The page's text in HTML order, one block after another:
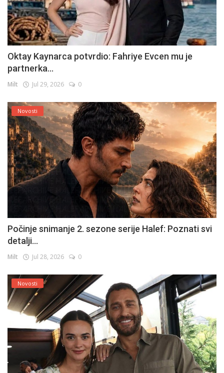
Oktay Kaynarca potvrdio: Fahriye Evcen mu je
partnerka...
Milt Jul 29, 2026 0
Novosti
Počinje snimanje 2. sezone serije Halef: Poznati svi
detalji...
Milt Jul 28, 2026 0
Novosti